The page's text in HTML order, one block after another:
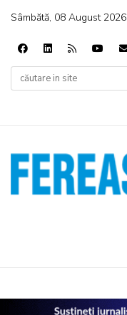
Sâmbătă, 08 August 2026